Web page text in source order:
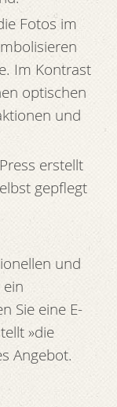
Fotos im
Im Kontrast
optischen
und
erstellt
gepflegt
und
Sie eine E-
»die
Angebot.